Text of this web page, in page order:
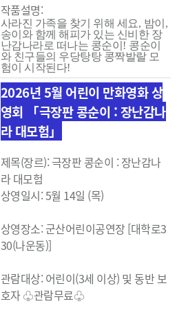
작품설명:
사라진 가족을 찾기 위해 세요, 밤이 ,
송이와 함께 해피가 있는 신비한 장
난감나라로 떠나는 콩순이 ! 콩순이
와 친구들의 우당탕탕 콩짝발랄 모
험이 시작된다!
2026년 5월 어린이 만화영화 상
영회 「극장판 콩순이 : 장난감나
라 대모험」
제목(장르): 극장판 콩순이 : 장난감나
라 대모험
상영일시: 5월 14일 (목)
상영장소: 군산어린이공연장 [대학로3
30(나운동)]
관람대상: 어린이(3세 이상) 및 동반 보
호자 ♧관람무료♧